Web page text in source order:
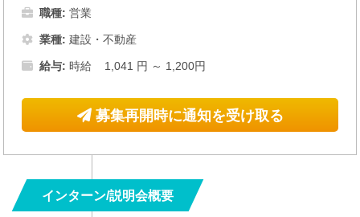
職種: 営業
業種: 建設・不動産
給与: 時給 1,041 円 ～ 1,200円
募集再開時に通知を受け取る
インターン/説明会概要